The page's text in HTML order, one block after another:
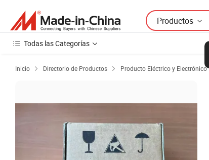
Productos
Todas las Categorías
Inicio  Directorio de Productos  Producto Eléctrico y Electrónico